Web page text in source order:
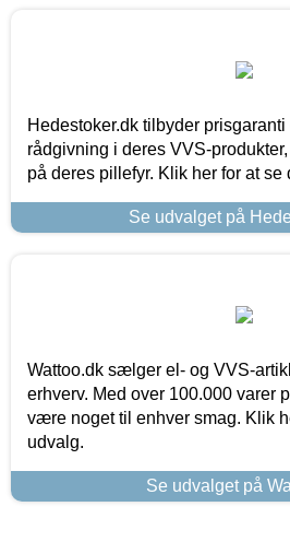
Hedestoker.dk tilbyder prisgaranti
rådgivning i deres VVS-
på deres pillefyr. Klik her for at se
Se udvalget på
Wattoo.dk sælger el- og VVS-
erhverv. Med over 100.000 varer
være noget til enhver smag. Klik
udvalg.
Se udvalget på